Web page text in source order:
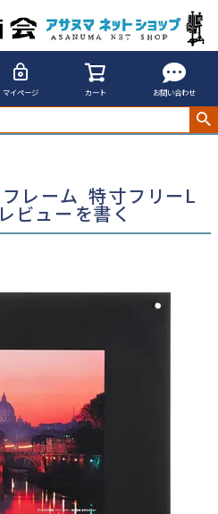
マイページ カート お問い合わせ
L ブラックのレビューを書く
レーム 特寸フリーL
ビューを書く